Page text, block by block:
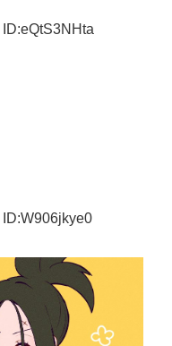
ID:eQtS3NHta
ID:W906jkye0